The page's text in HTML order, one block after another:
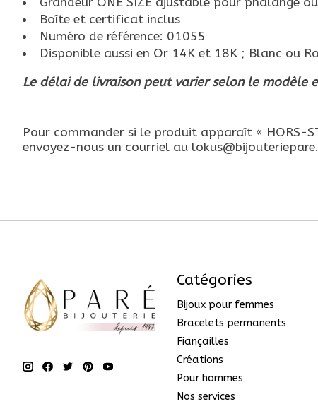
Boîte et certificat inclus
Numéro de référence: 01055
Disponible aussi en Or 14K et 18K ; Blanc ou
Le délai de livraison peut varier selon le modèle
Pour commander si le produit apparaît « HORS-
envoyez-nous un courriel au
Catégories
Bijoux pour femmes
Bracelets permanents
Fiançailles
Créations
Pour hommes
Nos services